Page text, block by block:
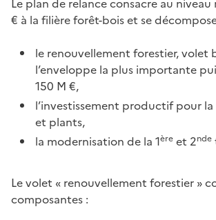
€ à la filière forêt-bois et se
le renouvellement forestier, volet
l’enveloppe la plus importante
150 M €,
l’investissement productif pour la
et plants,
la modernisation de la 1ère et 2nde
Le volet « renouvellement forestier »
composantes :